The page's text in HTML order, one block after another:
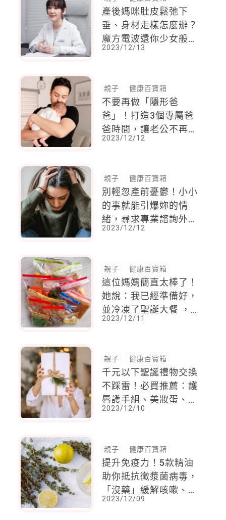
產後媽咪肚皮鬆弛下
垂、身材走樣怎麼辦？
魔方電波還你少女般的
緊緻澎潤感
2023/12/13
親子 健康百寶箱
不要再做「隱形爸
爸」！打造3個專屬爸
爸時間，讓老公不再
說，「不是我不想，只
2023/12/12
親子 健康百寶箱
別輕忽產前憂鬱！小小
的事就能引爆妳的情
緒，尋求專業諮詢外，
多吃「這一類」食物大
2023/12/12
親子 健康百寶箱
這位媽媽簡直太棒了！
她說：我已經準備好，
並冷凍了聖誕大餐 ，
這樣做不但減輕壓力，
2023/12/11
親子 健康百寶箱
千元以下聖誕禮物交換
不踩雷！必買推薦：護
唇護手組、美妝蛋、魔
法洗臉巾
2023/12/10
親子 健康百寶箱
提升免疫力！5款精油
助你抵抗黴漿菌病毒，
「沒藥」緩解咳嗽、呼
吸道問題，最強「肺部
2023/12/09